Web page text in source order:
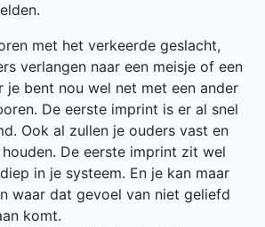
met het verkeerde geslacht,
verlangen naar een meisje of een
je bent nou wel net met een ander
De eerste imprint is er al snel
Ook al zullen je ouders vast en
De eerste imprint zit wel
in je systeem. En je kan maar
waar dat gevoel van niet geliefd
komt.